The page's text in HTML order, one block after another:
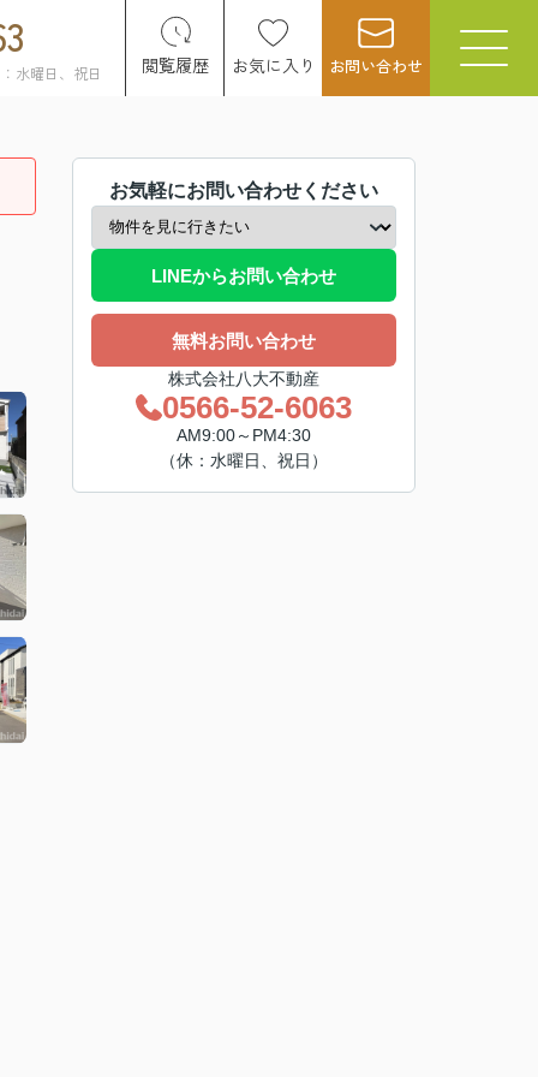
水曜日、祝日 閲覧履歴 お気に入り お問い合わせ
お気軽にお問い合わせください
LINEからお問い合わせ
無料お問い合わせ
株式会社八大不動産
0566-52-6063
AM9:00～PM4:30
（休：水曜日、祝日）